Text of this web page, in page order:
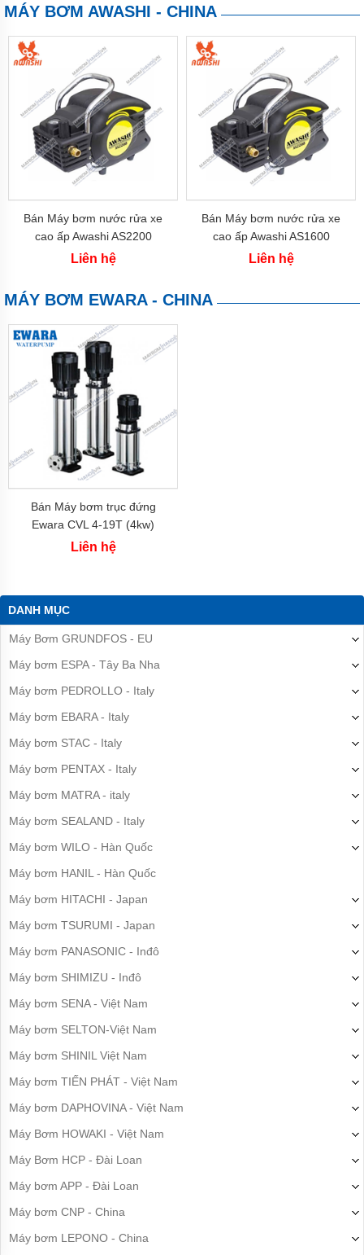
MÁY BƠM AWASHI - CHINA
Bán Máy bơm nước rửa xe
cao ấp Awashi AS2200
(2.2kw)
Liên hệ
Bán Máy bơm nước rửa xe
cao ấp Awashi AS1600
(1.6kw)
Liên hệ
MÁY BƠM EWARA - CHINA
Bán Máy bơm trục đứng
Ewara CVL 4-19T (4kw)
Liên hệ
DANH MỤC
Máy Bơm GRUNDFOS - EU
Máy bơm ESPA - Tây Ba Nha
Máy bơm PEDROLLO - Italy
Máy bơm EBARA - Italy
Máy bơm STAC - Italy
Máy bơm PENTAX - Italy
Máy bơm MATRA - italy
Máy bơm SEALAND - Italy
Máy bơm WILO - Hàn Quốc
Máy bơm HANIL - Hàn Quốc
Máy bơm HITACHI - Japan
Máy bơm TSURUMI - Japan
Máy bơm PANASONIC - Inđô
Máy bơm SHIMIZU - Inđô
Máy bơm SENA - Việt Nam
Máy bơm SELTON-Việt Nam
Máy bơm SHINIL Việt Nam
Máy bơm TIẾN PHÁT - Việt Nam
Máy bơm DAPHOVINA - Việt Nam
Máy Bơm HOWAKI - Việt Nam
Máy Bơm HCP - Đài Loan
Máy bơm APP - Đài Loan
Máy bơm CNP - China
Máy bơm LEPONO - China